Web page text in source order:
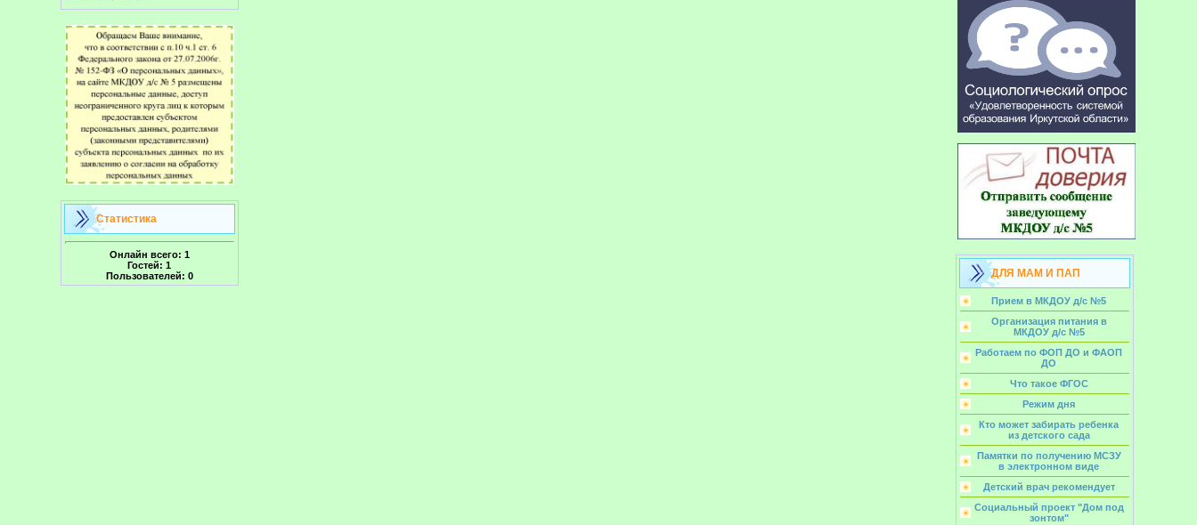
Статистика
Онлайн всего: 1
Гостей: 1
Пользователей: 0 ДЛЯ МАМ И ПАП
Прием в МКДОУ д/с №5
Организация питания в
МКДОУ д/с №5
Работаем по ФОП ДО и ФАОП
ДО
Что такое ФГОС
Режим дня
Кто может забирать ребенка
из детского сада
Памятки по получению МСЗУ
в электронном виде
Детский врач рекомендует
Социальный проект "Дом под
зонтом"